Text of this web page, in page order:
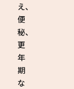
え、
便
秘、
更
年
期
な